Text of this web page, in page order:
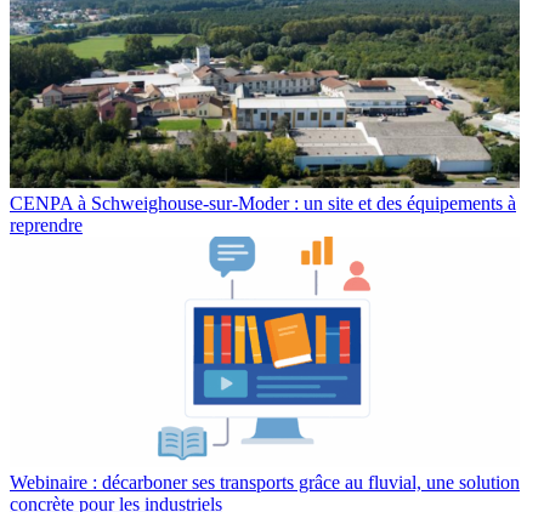
CENPA à Schweighouse-sur-Moder : un site et des équipements à
reprendre
Webinaire : décarboner ses transports grâce au fluvial, une solution
concrète pour les industriels